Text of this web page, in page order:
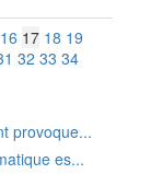
16 17 18 19
32 33 34
provoque...
es...